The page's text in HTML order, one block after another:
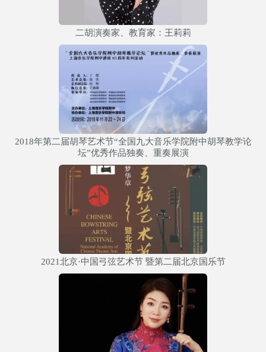
二胡演奏家、教育家：王莉莉
2018年第二届胡琴艺术节“全国九大音乐学院附中胡琴教学论
坛”优秀作品独奏、重奏展演
2021北京·中国弓弦艺术节 暨第二届北京国乐节